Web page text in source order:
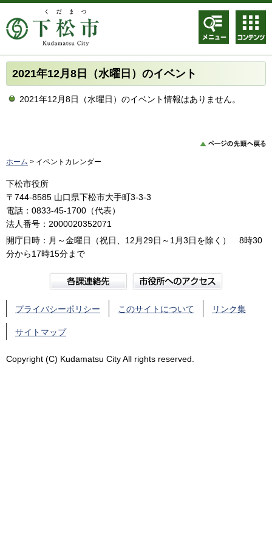
メニュ
ー
コンテ
ンツメ
ニュー
2021年12月8日（水曜日）のイベント
2021年12月8日（水曜日）のイベント情報はありません。
ホーム > イベントカレンダー
下松市役所
〒744-8585 山口県下松市大手町3-3-3
電話：0833-45-1700（代表）
法人番号：2000020352071
開庁日時：月～金曜日（祝日、12月29日～1月3日を除く） 8時30
分から17時15分まで
プライバシーポリシー このサイトについて リンク集
サイトマップ
Copyright (C) Kudamatsu City All rights reserved.